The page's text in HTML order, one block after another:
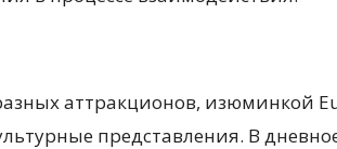
аттракционов, изюминкой
представления. В